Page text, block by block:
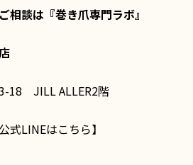
相談は 『巻き爪専門ラボ』
18 JILL ALLER2階
式LINEはこちら】